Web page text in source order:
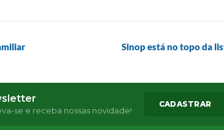
Sinop está no topo da
se e receba nossas novidade!
CADASTRAR